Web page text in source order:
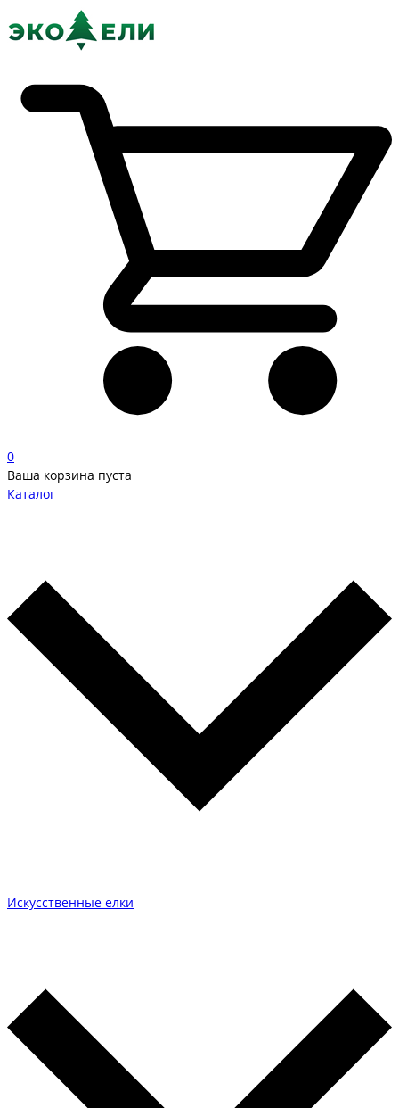
0
Ваша корзина пуста
Каталог
Искусственные елки